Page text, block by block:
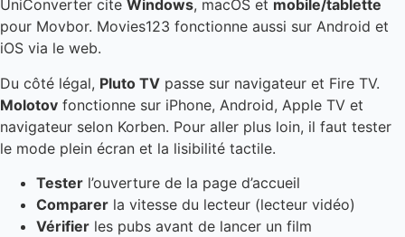
UniConverter cite Windows, macOS et mobile/tablette
pour Movbor. Movies123 fonctionne aussi sur Android et
iOS via le web.
Du côté légal, Pluto TV passe sur navigateur et Fire TV.
Molotov fonctionne sur iPhone, Android, Apple TV et
navigateur selon Korben. Pour aller plus loin, il faut tester
le mode plein écran et la lisibilité tactile.
Tester l’ouverture de la page d’accueil
Comparer la vitesse du lecteur (lecteur vidéo)
Vérifier les pubs avant de lancer un film